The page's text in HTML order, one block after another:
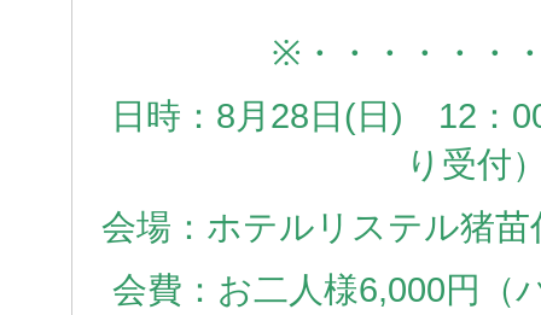
※・・・・・・
日時：8月28日(日) 12：
り受付
会場：ホテルリステル猪
会費：お二人様6,000円（